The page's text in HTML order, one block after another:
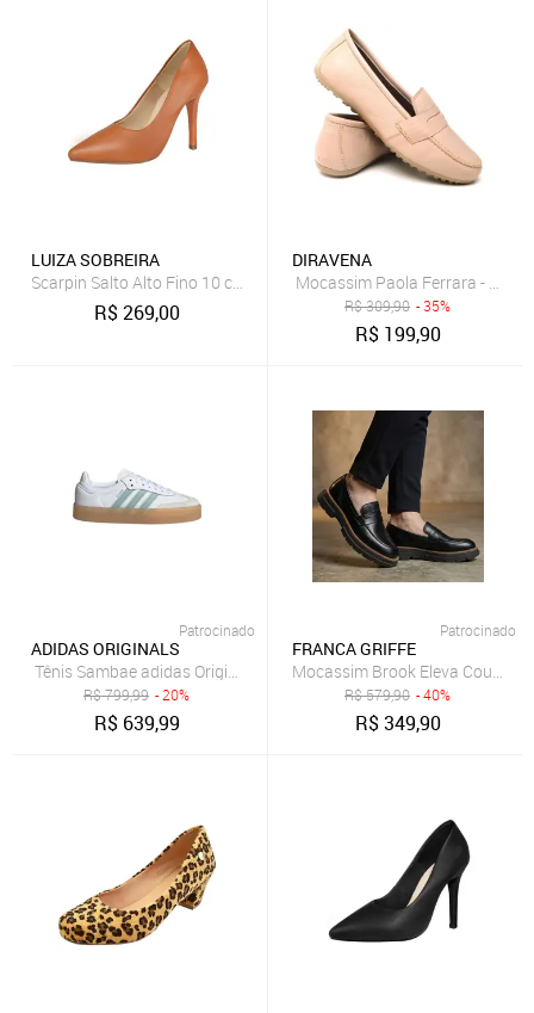
LUIZA SOBREIRA
Scarpin Salto Alto Fino 10 cm Luiza Sobreira Caramelo Mod. 2260
R$269,00
DIRAVENA
Mocassim Paola Ferrara -
R$309,90 - 35%
R$ 199,90
Patrocinado
ADIDAS ORIGINALS
Tênis Sambae adidas Originals Branco
R$799,99 - 20%
R$ 639,99
Patrocinado
FRANCA GRIFFE
Mocassim Brook Eleva Couro
R$579,90 - 40%
R$349,90